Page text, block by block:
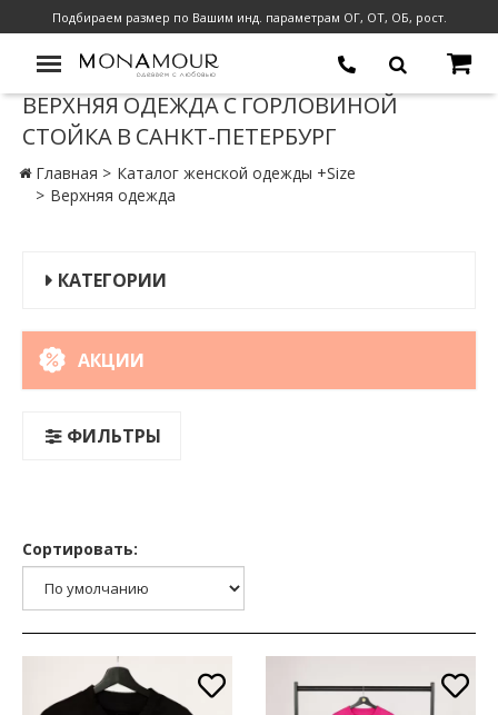
Подбираем размер по Вашим инд. параметрам ОГ, ОТ, ОБ, рост.
ВЕРХНЯЯ ОДЕЖДА С ГОРЛОВИНОЙ
СТОЙКА В САНКТ-ПЕТЕРБУРГ
Главная
Каталог женской одежды +Size
Верхняя одежда
КАТЕГОРИИ
АКЦИИ
ФИЛЬТРЫ
Сортировать: